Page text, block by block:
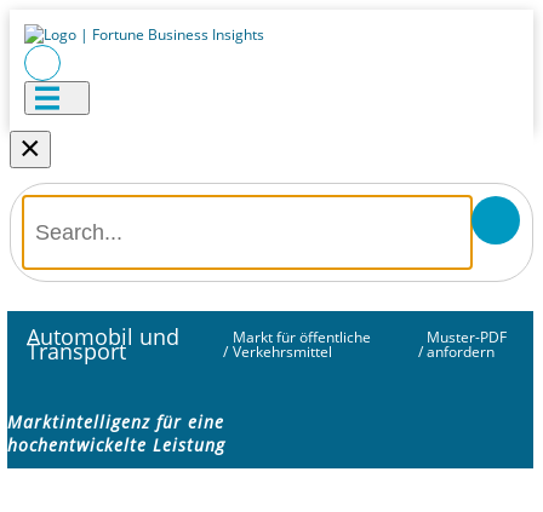
×
Automobil und
Transport /
Markt für öffentliche
Verkehrsmittel /
Muster-PDF
anfordern
Marktintelligenz für eine
hochentwickelte Leistung